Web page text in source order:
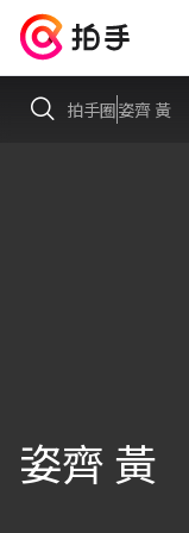
拍手圈姿齊 黃
姿齊 黃